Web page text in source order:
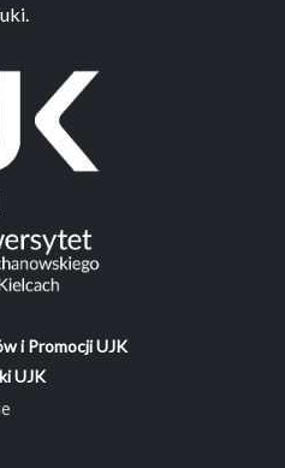
i Promocji UJK
UJK